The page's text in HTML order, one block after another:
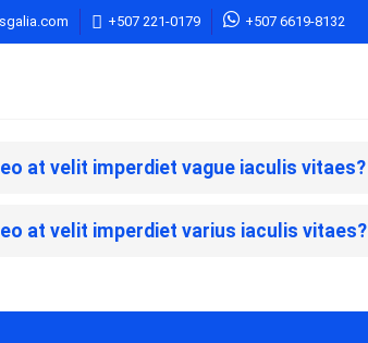
+507 221-0179 +507 6619-8132
at velit imperdiet vague iaculis vitaes?
at velit imperdiet varius iaculis vitaes?